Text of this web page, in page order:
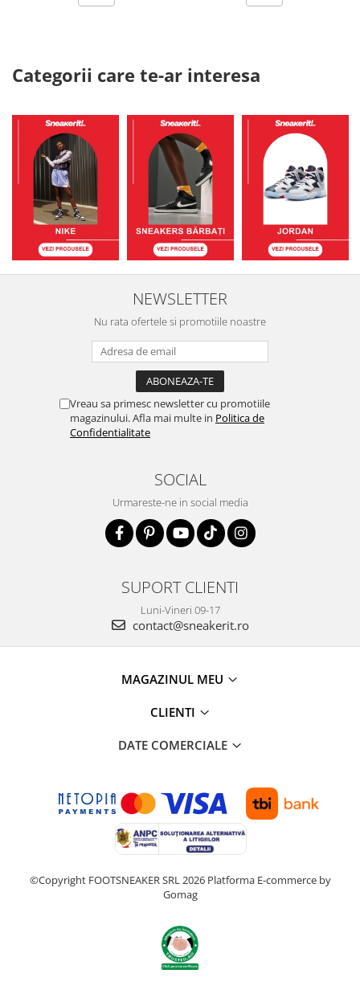
Categorii care te-ar interesa
NEWSLETTER
Nu rata ofertele si promotiile noastre
Vreau sa primesc newsletter cu promotiile
magazinului. Afla mai multe in Politica de
Confidentialitate
SOCIAL
Urmareste-ne in social media
SUPORT CLIENTI
Luni-Vineri 09-17
contact@sneakerit.ro
MAGAZINUL MEU
CLIENTI
DATE COMERCIALE
©Copyright FOOTSNEAKER SRL 2026 Platforma E-commerce by
Gomag